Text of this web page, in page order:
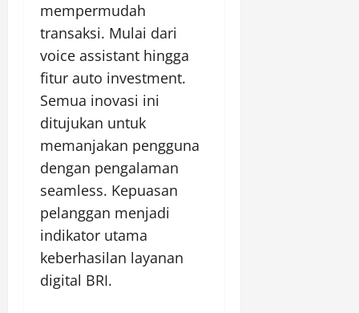
mempermudah
transaksi. Mulai dari
voice assistant hingga
fitur auto investment.
Semua inovasi ini
ditujukan untuk
memanjakan pengguna
dengan pengalaman
seamless. Kepuasan
pelanggan menjadi
indikator utama
keberhasilan layanan
digital BRI.